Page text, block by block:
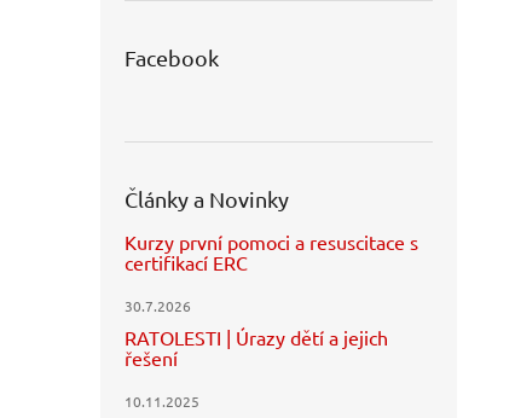
Facebook
Články a Novinky
Kurzy první pomoci a resuscitace s
certifikací ERC
30.7.2026
RATOLESTI | Úrazy dětí a jejich
řešení
10.11.2025